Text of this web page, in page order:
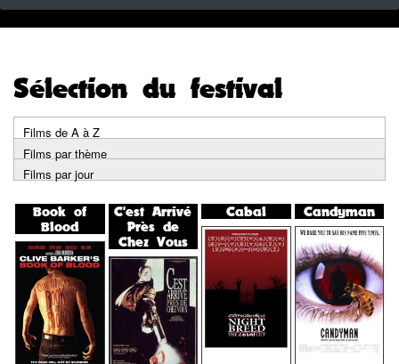
Sélection du festival
Primary
tabs
Films de A à Z
Films par thème
Films par jour
Book of
Blood
C'est Arrivé
Près de
Chez Vous
Cabal Candyman